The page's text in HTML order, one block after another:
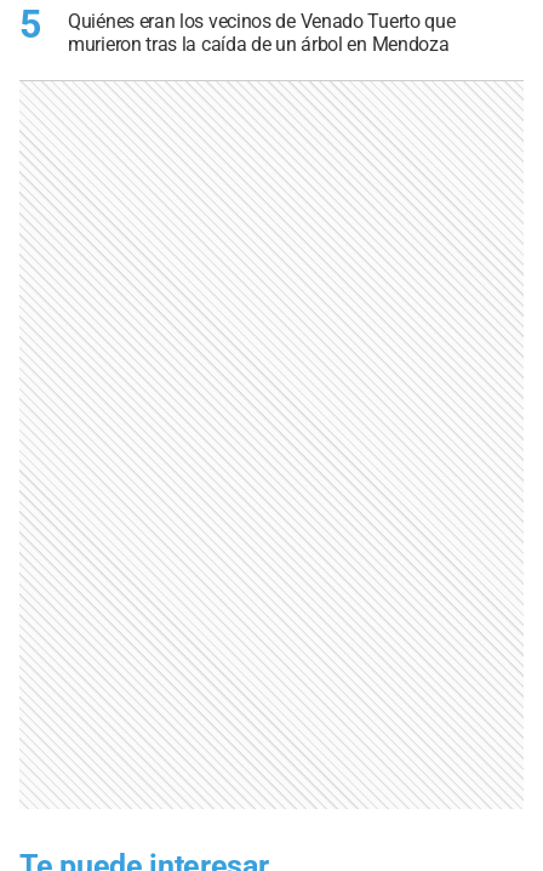
5
Quiénes eran los vecinos de Venado Tuerto que
murieron tras la caída de un árbol en Mendoza